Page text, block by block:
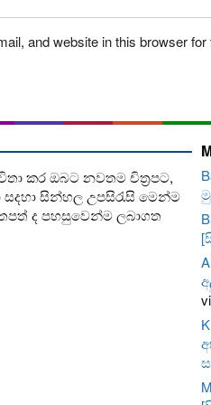
and website in this browser
කර ඔබට නවතම චිත්‍රපට,
සින්හල උපසිරැසි මෙන්ම
ද පහසුවෙන්ම ලබාගත